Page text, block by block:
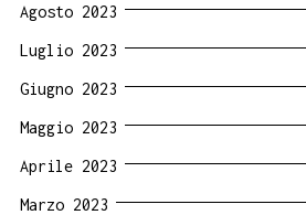
Agosto 2023
Luglio 2023
Giugno 2023
Maggio 2023
Aprile 2023
Marzo 2023